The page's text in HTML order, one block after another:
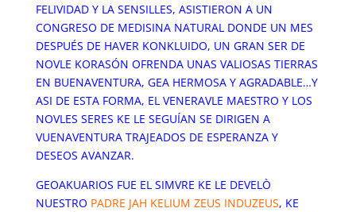
FELIVIDAD Y LA SENSILLES, ASISTIERON A UN
CONGRESO DE MEDISINA NATURAL DONDE UN MES
DESPUÉS DE HAVER KONKLUIDO, UN GRAN SER DE
NOVLE KORASÓN OFRENDA UNAS VALIOSAS TIERRAS
EN BUENAVENTURA, GEA HERMOSA Y AGRADABLE…Y
ASI DE ESTA FORMA, EL VENERAVLE MAESTRO Y LOS
NOVLES SERES KE LE SEGUÍAN SE DIRIGEN A
VUENAVENTURA TRAJEADOS DE ESPERANZA Y
DESEOS AVANZAR.
GEOAKUARIOS FUE EL SIMVRE KE LE DEVELÒ
NUESTRO PADRE JAH KELIUM ZEUS INDUZEUS, KE